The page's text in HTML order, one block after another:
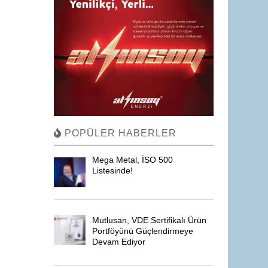
POPÜLER HABERLER
Mega Metal, İSO 500
Listesinde!
Mutlusan, VDE Sertifikalı Ürün
Portföyünü Güçlendirmeye
Devam Ediyor